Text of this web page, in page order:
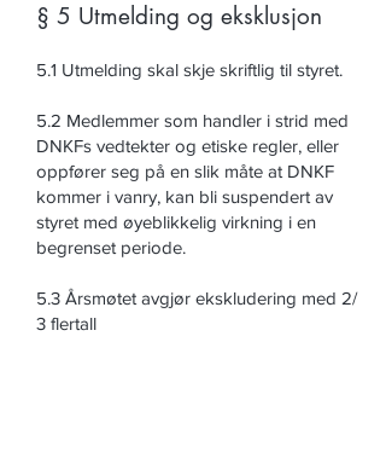
§ 5 Utmelding og eksklusjon
5.1 Utmelding skal skje skriftlig til styret.
5.2 Medlemmer som handler i strid med
DNKFs vedtekter og etiske regler, eller
oppfører seg på en slik måte at DNKF
kommer i vanry, kan bli suspendert av
styret med øyeblikkelig virkning i en
begrenset periode.
5.3 Årsmøtet avgjør ekskludering med 2/
3 flertall